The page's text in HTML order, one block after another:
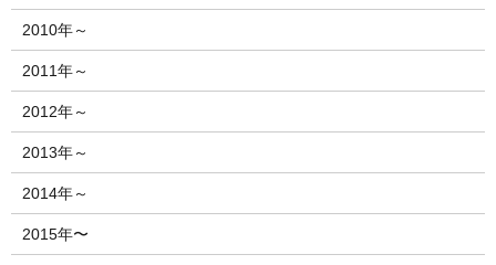
2010年～
2011年～
2012年～
2013年～
2014年～
2015年〜